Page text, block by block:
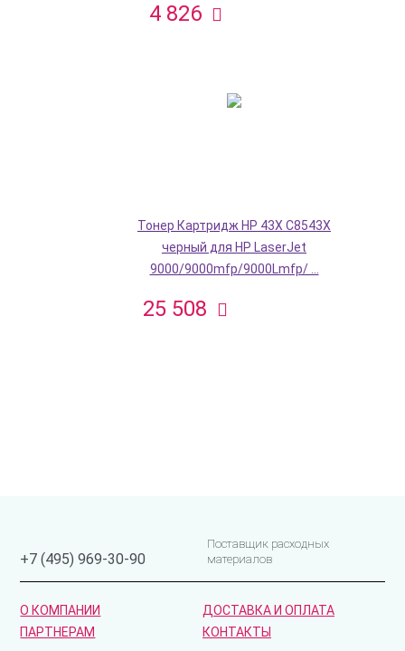
4 826
Тонер Картридж HP 43X C8543X
черный для HP LaserJet
9000/9000mfp/9000Lmfp/ ...
25 508
+7 (495) 969-30-90
Поставщик расходных
материалов
О КОМПАНИИ
ДОСТАВКА И ОПЛАТА
ПАРТНЕРАМ
КОНТАКТЫ